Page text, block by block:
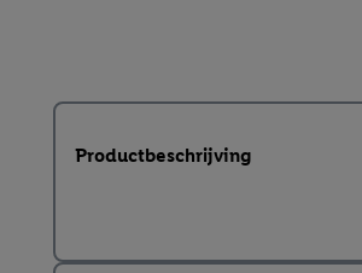
Productbeschrijving